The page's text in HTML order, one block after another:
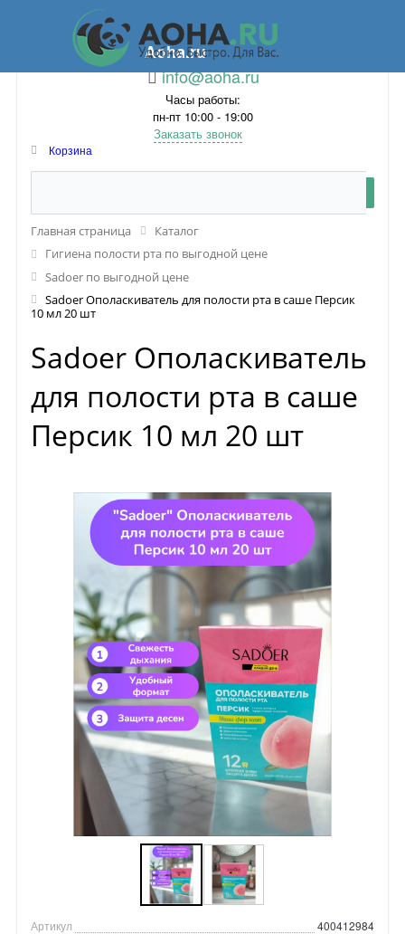
Aoha.ru
info@aoha.ru
Часы работы:
пн-пт 10:00 - 19:00
Заказать звонок
Корзина
Главная страница
Каталог
Гигиена полости рта по выгодной цене
Sadoer по выгодной цене
Sadoer Ополаскиватель для полости рта в саше Персик
10 мл 20 шт
Sadoer Ополаскиватель
для полости рта в саше
Персик 10 мл 20 шт
Артикул
400412984